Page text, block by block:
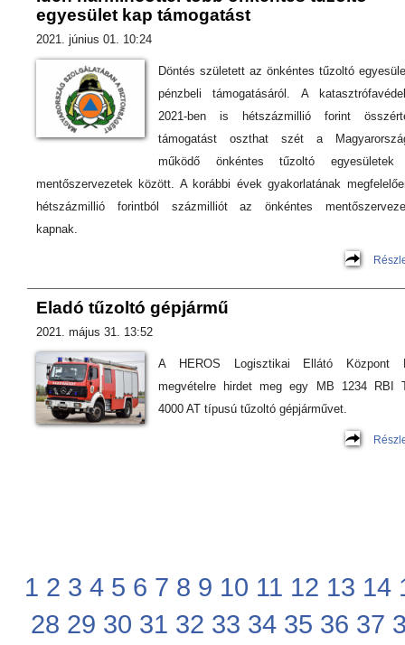
egyesület kap támogatást
2021. június 01. 10:24
Döntés született az önkéntes tűzoltó
pénzbeli támogatásáról. A
2021-ben is hétszázmillió forint
támogatást oszthat szét a
működő önkéntes tűzoltó egyesületek
mentőszervezetek között. A korábbi évek gyakorlatának
hétszázmillió forintból százmilliót az önkéntes
kapnak.
Eladó tűzoltó gépjármű
2021. május 31. 13:52
A HEROS Logisztikai Ellátó Központ
megvételre hirdet meg egy MB 1234 RBI
4000 AT típusú tűzoltó gépjárművet.
1 2 3 4 5 6 7 8 9 10 11 12 13 14
28 29 30 31 32 33 34 35 36 37